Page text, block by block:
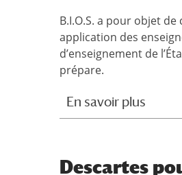
B.I.O.S. a pour objet
application des
d’enseignement de
prépare.
En savoir plus
Descartes